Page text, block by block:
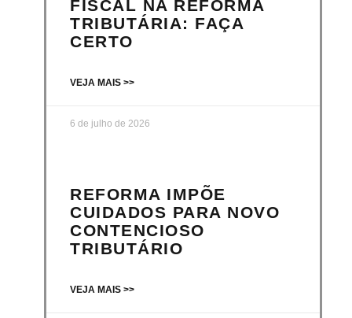
FISCAL NA REFORMA
TRIBUTÁRIA: FAÇA
CERTO
VEJA MAIS >>
6 de julho de 2026
REFORMA IMPÕE
CUIDADOS PARA NOVO
CONTENCIOSO
TRIBUTÁRIO
VEJA MAIS >>